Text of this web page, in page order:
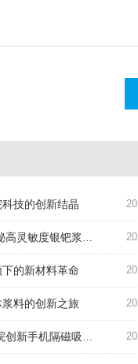
技的创新结晶
度银钯浆料的奥秘
的新材料革命
料的创新之旅
手机隔磁吸波贴片